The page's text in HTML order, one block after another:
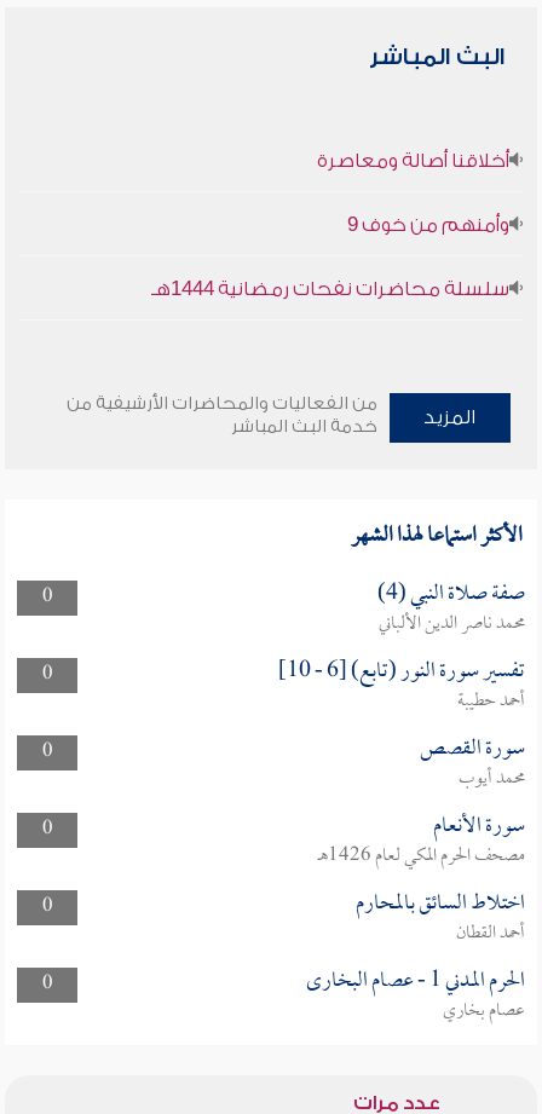
البث المباشر
أخلاقنا أصالة ومعاصرة
وأمنهم من خوف 9
سلسلة محاضرات نفحات رمضانية 1444هـ
المزيد
من الفعاليات والمحاضرات الأرشيفية من
خدمة البث المباشر
الأكثر استماعا لهذا الشهر
0 صفة صلاة النبي (4)
محمد ناصر الدين الألباني
0
تفسير سورة النور (تابع) [6 - 10]
أحمد حطيبة
0
سورة القصص
محمد أيوب
0
سورة الأنعام
مصحف الحرم المكي لعام 1426هـ
0
اختلاط السائق بالمحارم
أحمد القطان
0
الحرم المدني 1 - عصام البخارى
عصام بخاري
عدد مرات